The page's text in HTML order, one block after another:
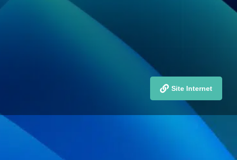
Site Internet